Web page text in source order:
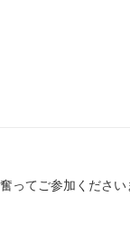
ってご参加くださ